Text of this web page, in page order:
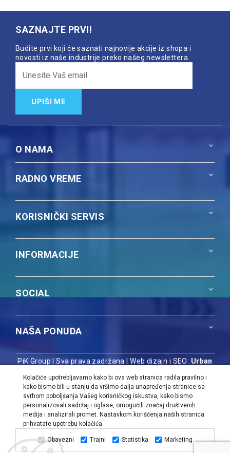
SAZNAJTE PRVI!
Budite prvi koji će saznati najnovije akcije iz shopa i
novosti iz naše industrije preko našeg newslettera.
UPIŠI ME
O NAMA
RADNO VREME
KORISNIČKI SERVIS
INFORMACIJE
SOCIAL
NAŠA PONUDA
PiK Group | Sva prava zadržana |Web dizajn i SEO: Urban
Kolačiće upotrebljavamo kako bi ova web stranica radila pravilno i
kako bismo bili u stanju da vršimo dalja unapređenja stranice sa
svrhom poboljšanja Vašeg korisničkog iskustva, kako bismo
personalizovali sadržaj i oglase, omogućili značaj društvenih
medija i analizirali promet. Nastavkom korišćenja naših stranica
prihvatate upotrebu kolačića.
Obavezni Trajni Statistika Marketing